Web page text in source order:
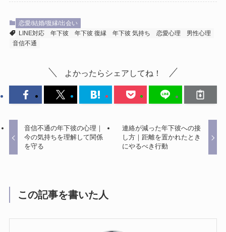
恋愛/結婚/復縁/出会い
LINE対応
年下彼 年下彼 復縁 年下彼 気持ち 恋愛心理
男性心理
音信不通
よかったらシェアしてね！
音信不通の年下彼の心理｜
今の気持ちを理解して関係
を守る
連絡が減った年下彼への接
し方｜距離を置かれたとき
にやるべき行動
この記事を書いた人